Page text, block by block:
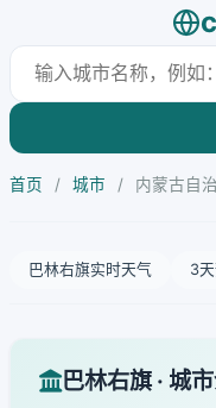
首页 / 城市 / 内蒙古自
巴林右旗实时天气 3
巴林右旗 · 城